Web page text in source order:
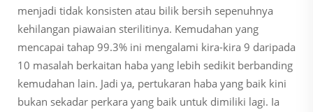
menjadi tidak konsisten atau bilik bersih sepenuhnya
kehilangan piawaian sterilitinya. Kemudahan yang
mencapai tahap 99.3% ini mengalami kira-kira 9 daripada
10 masalah berkaitan haba yang lebih sedikit berbanding
kemudahan lain. Jadi ya, pertukaran haba yang baik kini
bukan sekadar perkara yang baik untuk dimiliki lagi. Ia